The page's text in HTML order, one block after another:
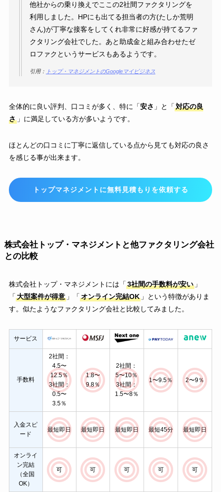
他社からの乗り換えでここの2社間ファクタリングを
利用しました。HPにも出てる担当者の方(たしか荒明
さん)が丁寧な接客をしてくれ非常に好感が持てるファ
クタリング会社でした。あと助成金と組み合わせたゼ
ロファクというサービスもあるようです。
引用： トップ・マネジメントのGoogleマイビジネス
全体的に良い評判、口コミが多く、特に「安さ 」と「 対応の良
さ」に満足している方が多いようです。
ほとんどの口コミに丁寧に返信している点から見ても対応の良さ
を感じる事が出来ます。
トップマネジメントに無料見積もりを依頼する
株式会社トップ・マネジメントと他ファクタリング会社
との比較
株式会社トップ・マネジメントには「 3社間の手数料が安い」
「 大型案件が得意」「 オンライン完結OK」という特徴がありま
す。似たようなファクタリング会社と比較してみました。
サービス
手数料
2社間：
4.5〜
12.5％
3社間：
0.5〜
3.5％
1.8〜
9.8％
2社間：
5〜10％
3社間：
1.5〜8％
1〜9.5％ 2〜9％
入金スピ
ード
最短即日 最短即日 最短即日 最短45分 最短即日
オンライ
ン完結
（全国
OK）
可 可 可 可 可